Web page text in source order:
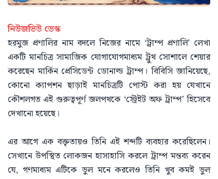
নিউজভিউ ডেস্ক
হরমুজ প্রণালির নাম বদলে নিজের নামে ‘ট্রাম্প প্রণালি’ লেখা
একটি মানচিত্র সামাজিক যোগাযোগমাধ্যম ট্রুথ সোশালে শেয়ার
করেছেন মার্কিন প্রেসিডেন্ট ডোনাল্ড ট্রাম্প। বিবিসি জানিয়েছে,
কোনো ক্যাপশন ছাড়াই মানচিত্রটি পোস্ট করা হয় যেখানে
কৌশলগত এই গুরুত্বপূর্ণ জলপথকে ‘স্ট্রেইট অফ ট্রাম্প’ হিসেবে
দেখানো হয়েছে।
এর আগে এক বক্তৃতায়ও তিনি এই শব্দটি ব্যবহার করেছিলেন।
সেখানে উপস্থিত লোকজন হাসাহাসি করলে ট্রাম্প মন্তব্য করেন
যে, গণমাধ্যম এটিকে ভুল মনে করলেও তিনি খুব কমই ভুল